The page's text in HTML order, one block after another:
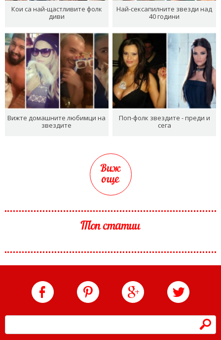
Кои са най-щастливите фолк
диви
Най-сексапилните звезди над
40 години
Вижте домашните любимци на
звездите
Поп-фолк звездите - преди и
сега
Виж
още
Топ статии
h